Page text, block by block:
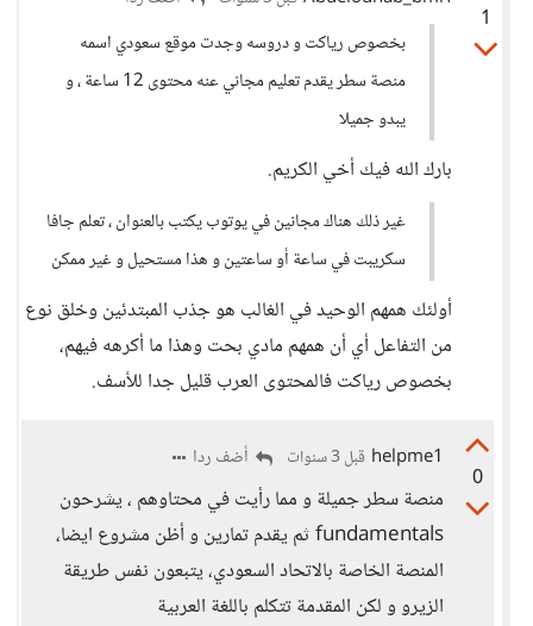
1
بخصوص رياكت و دروسه وجدت موقع سعودي اسمه
منصة سطر يقدم تعليم مجاني عنه محتوى 12 ساعة ، و
يبدو جميلا
بارك الله فيك أخي الكريم.
غير ذلك هناك مجانين في يوتوب يكتب بالعنوان ، تعلم جافا
سكريبت في ساعة أو ساعتين و هذا مستحيل و غير ممكن
أولئك همهم الوحيد في الغالب هو جذب المبتدئين وخلق نوع
من التفاعل أي أن همهم مادي بحت وهذا ما أكرهه فيهم،
بخصوص رياكت فالمحتوى العرب قليل جدا للأسف.
0
helpme1 قبل 3 سنوات أضف ردا
منصة سطر جميلة و مما رأيت في محتاوهم ، يشرحون
fundamentals ثم يقدم تمارين و أظن مشروع ايضا،
المنصة الخاصة بالاتحاد السعودي، يتبعون نفس طريقة
الزيرو و لكن المقدمة تتكلم باللغة العربية